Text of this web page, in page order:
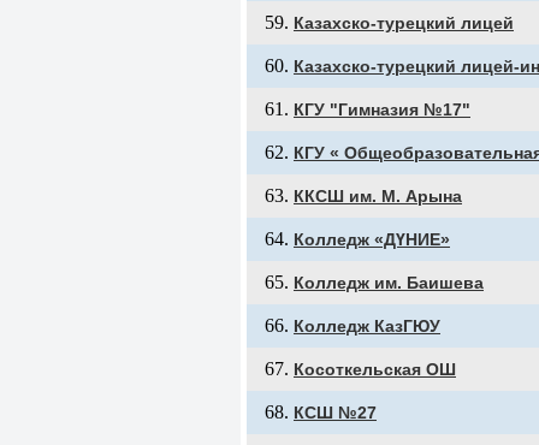
Казахско-турецкий лицей
Казахско-турецкий лицей-
КГУ "Гимназия №17"
КГУ «
ККСШ им. М. Арына
Колледж «ДҮНИЕ»
Колледж им. Баишева
Колледж КазГЮУ
Косоткельская ОШ
КСШ №27